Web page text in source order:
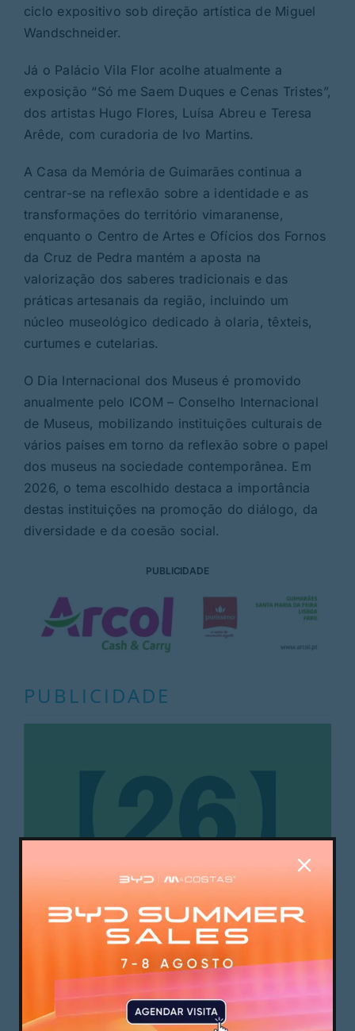
ciclo expositivo sob direção artística de Miguel
Wandschneider.
Já o Palácio Vila Flor acolhe atualmente a
exposição “Só me Saem Duques e Cenas Tristes”,
dos artistas Hugo Flores, Luísa Abreu e Teresa
Arêde, com curadoria de Ivo Martins.
A Casa da Memória de Guimarães continua a
centrar-se na reflexão sobre a identidade e as
transformações do território vimaranense,
enquanto o Centro de Artes e Ofícios dos Fornos
da Cruz de Pedra mantém a aposta na
valorização dos saberes tradicionais e das
práticas artesanais da região, incluindo um
núcleo museológico dedicado à olaria, têxteis,
curtumes e cutelarias.
O Dia Internacional dos Museus é promovido
anualmente pelo ICOM – Conselho Internacional
de Museus, mobilizando instituições culturais de
vários países em torno da reflexão sobre o papel
dos museus na sociedade contemporânea. Em
2026, o tema escolhido destaca a importância
destas instituições na promoção do diálogo, da
diversidade e da coesão social.
PUBLICIDADE
PUBLICIDADE